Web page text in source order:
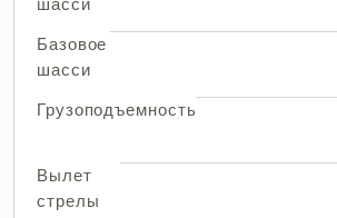
шасси
Базовое
шасси
Грузоподъемность
Вылет
стрелы